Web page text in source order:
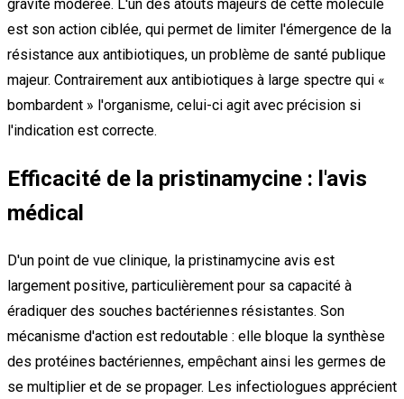
gravité modérée. L'un des atouts majeurs de cette molécule
est son action ciblée, qui permet de limiter l'émergence de la
résistance aux antibiotiques, un problème de santé publique
majeur. Contrairement aux antibiotiques à large spectre qui «
bombardent » l'organisme, celui-ci agit avec précision si
l'indication est correcte.
Efficacité de la pristinamycine : l'avis
médical
D'un point de vue clinique, la pristinamycine avis est
largement positive, particulièrement pour sa capacité à
éradiquer des souches bactériennes résistantes. Son
mécanisme d'action est redoutable : elle bloque la synthèse
des protéines bactériennes, empêchant ainsi les germes de
se multiplier et de se propager. Les infectiologues apprécient